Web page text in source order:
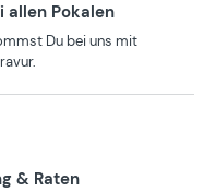
allen Pokalen
Du bei uns mit
& Raten